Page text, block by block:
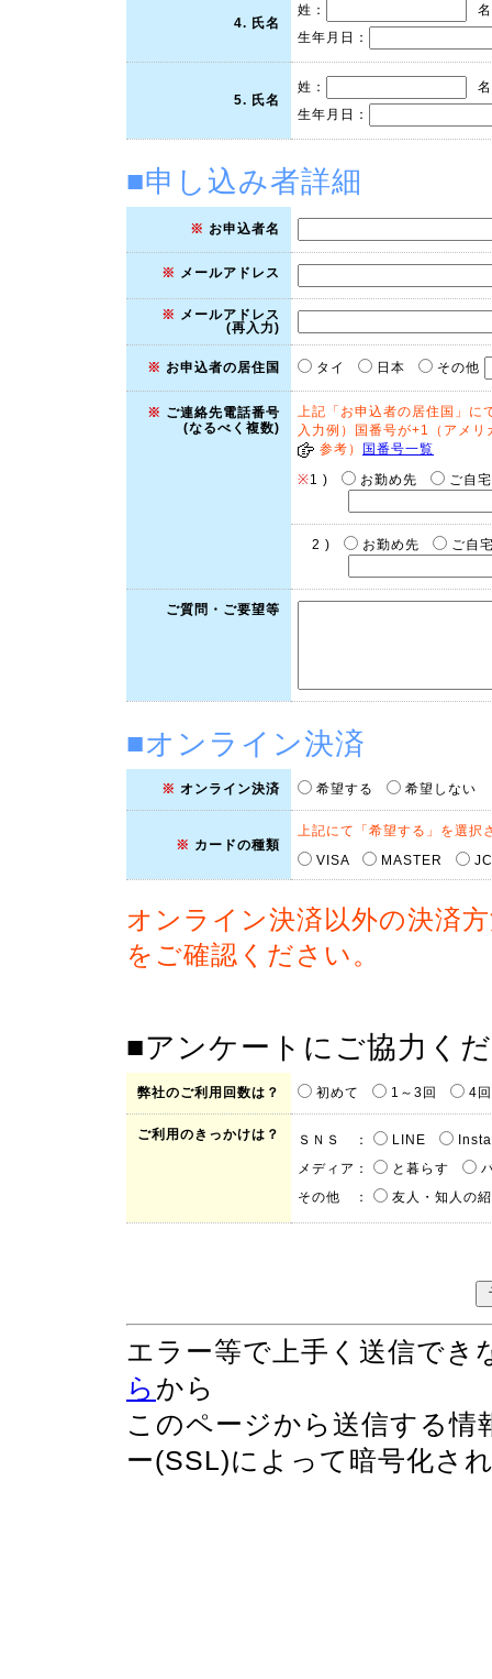
4. 氏名
姓：
生年月日：
5. 氏名
姓：
生年月日：
■申し込み者詳細
※ お申込者名
※ メールアドレス
※ メールアドレス
(再入力)
※ お申込者の居住国 タイ 日本 その他
※ ご連絡先電話番号
(なるべく複数)
上記「お申込者の居住国」に
入力例）国番号が+1（アメ
参考）
国番号一覧
※1 ) お勤め先 ご自宅
2 ) お勤め先 ご自
ご質問・ご要望等
■オンライン決済
※ オンライン決済 希望する 希望しない
※ カードの種類
上記にて「希望する」を選択
VISA
MASTER
オンライン決済以外の決済
をご確認ください。
■アンケートにご協力く
弊社のご利用回数は？ 初めて 1～3回 4
ご利用のきっかけは？ ＳＮＳ ： LINE
メディア：
と暮らす
その他 ：
友人・知人の
エラー等で上手く送信でき
ら から
このページから送信する
ー(SSL)によって暗号化さ